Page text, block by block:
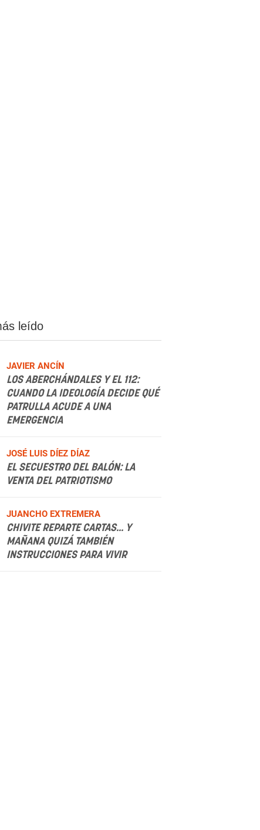
leído
JAVIER ANCÍN
LOS ABERCHÁNDALES Y EL 112:
CUANDO LA IDEOLOGÍA DECIDE QUÉ
PATRULLA ACUDE A UNA
EMERGENCIA
JOSÉ LUIS DÍEZ DÍAZ
EL SECUESTRO DEL BALÓN: LA
VENTA DEL PATRIOTISMO
JUANCHO EXTREMERA
CHIVITE REPARTE CARTAS... Y
MAÑANA QUIZÁ TAMBIÉN
INSTRUCCIONES PARA VIVIR